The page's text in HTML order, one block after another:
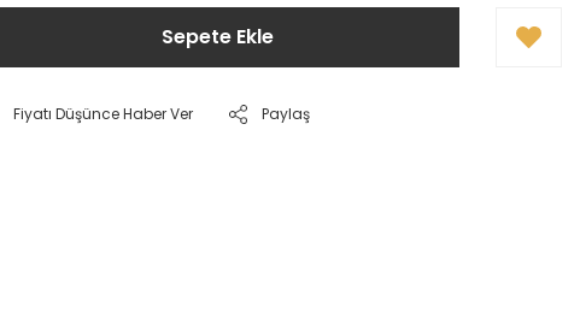
Sepete Ekle
Fiyatı Düşünce Haber Ver Paylaş